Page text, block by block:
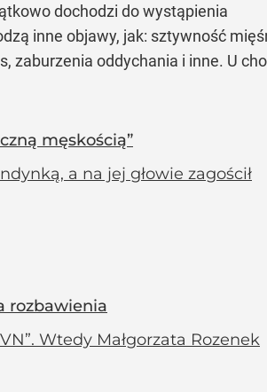
dochodzi do wystąpienia
inne objawy, jak: sztywność
zaburzenia oddychania i inne. U
męskością”
a na jej głowie zagościł
rozbawienia
Wtedy Małgorzata Rozenek